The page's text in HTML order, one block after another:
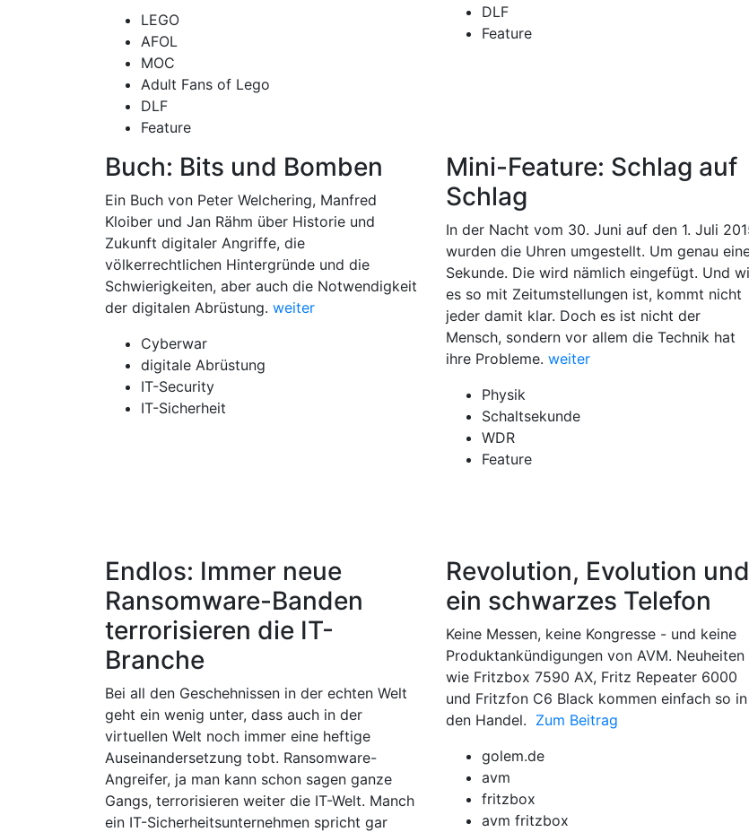
LEGO
AFOL
MOC
Adult Fans of Lego
DLF
Feature
DLF
Feature
Buch: Bits und Bomben
Ein Buch von Peter Welchering, Manfred
Kloiber und Jan Rähm über Historie und
Zukunft digitaler Angriffe, die
völkerrechtlichen Hintergründe und die
Schwierigkeiten, aber auch die Notwendigkeit
der digitalen Abrüstung. weiter
Cyberwar
digitale Abrüstung
IT-Security
IT-Sicherheit
Mini-Feature: Schlag auf
Schlag
In der Nacht vom 30. Juni auf den 1. Juli
wurden die Uhren umgestellt. Um genau
Sekunde. Die wird nämlich eingefügt. Und
es so mit Zeitumstellungen ist, kommt nicht
jeder damit klar. Doch es ist nicht der
Mensch, sondern vor allem die Technik hat
ihre Probleme. weiter
Physik
Schaltsekunde
WDR
Feature
Endlos: Immer neue
Ransomware-Banden
terrorisieren die IT-
Branche
Bei all den Geschehnissen in der echten Welt
geht ein wenig unter, dass auch in der
virtuellen Welt noch immer eine heftige
Auseinandersetzung tobt. Ransomware-
Angreifer, ja man kann schon sagen ganze
Gangs, terrorisieren weiter die IT-Welt. Manch
ein IT-Sicherheitsunternehmen spricht gar
Revolution, Evolution und
ein schwarzes Telefon
Keine Messen, keine Kongresse - und keine
Produktankündigungen von AVM. Neuheiten
wie Fritzbox 7590 AX, Fritz Repeater 6000
und Fritzfon C6 Black kommen einfach so in
den Handel. Zum Beitrag
golem.de
avm
fritzbox
avm fritzbox